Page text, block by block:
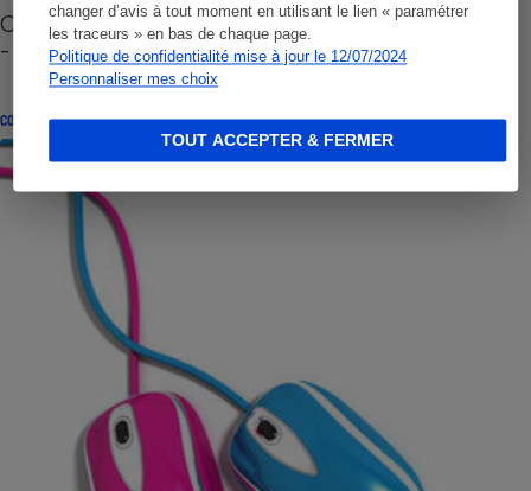
changer d’avis à tout moment en utilisant le lien « paramétrer
les traceurs » en bas de chaque page.
Politique de confidentialité mise à jour le 12/07/2024
Personnaliser mes choix
TOUT ACCEPTER & FERMER
Cafetière à capsules zéro déchet CoffeeB (vidéo)
- Premières impressions
CONSEILS